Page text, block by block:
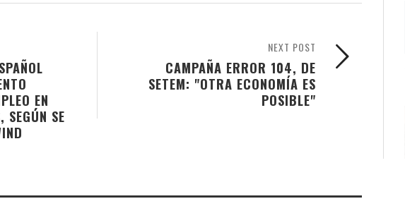
NEXT POST
CAMPAÑA ERROR 104, DE
SETEM: "OTRA ECONOMÍA ES
POSIBLE"
EN
SEGÚN SE